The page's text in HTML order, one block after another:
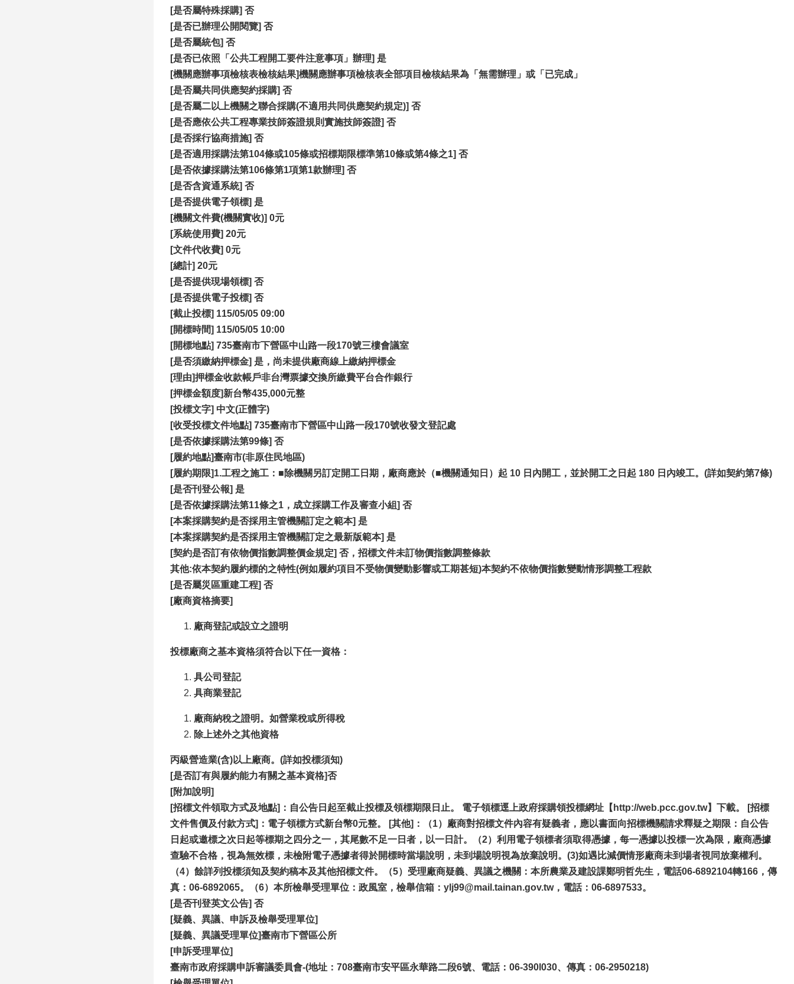
[是否屬特殊採購] 否
[是否已辦理公開閱覽] 否
[是否屬統包] 否
[是否已依照「公共工程開工要件注意事項」辦理] 是
[機關應辦事項檢核表檢核結果]機關應辦事項檢核表全部項目檢核結果為「無需辦理」或「已完成」
[是否屬共同供應契約採購] 否
[是否屬二以上機關之聯合採購(不適用共同供應契約規定)] 否
[是否應依公共工程專業技師簽證規則實施技師簽證] 否
[是否採行協商措施] 否
[是否適用採購法第104條或105條或招標期限標準第10條或第4條之1] 否
[是否依據採購法第106條第1項第1款辦理] 否
[是否含資通系統] 否
[是否提供電子領標] 是
[機關文件費(機關實收)] 0元
[系統使用費] 20元
[文件代收費] 0元
[總計] 20元
[是否提供現場領標] 否
[是否提供電子投標] 否
[截止投標] 115/05/05 09:00
[開標時間] 115/05/05 10:00
[開標地點] 735臺南市下營區中山路一段170號三樓會議室
[是否須繳納押標金] 是，尚未提供廠商線上繳納押標金
[理由]押標金收款帳戶非台灣票據交換所繳費平台合作銀行
[押標金額度]新台幣435,000元整
[投標文字] 中文(正體字)
[收受投標文件地點] 735臺南市下營區中山路一段170號收發文登記處
[是否依據採購法第99條] 否
[履約地點]臺南市(非原住民地區)
[履約期限]1.工程之施工：■除機關另訂定開工日期，廠商應於（■機關通知日）起 10 日內開工，並於開工之日起 180 日內竣工。(詳如契約第7條)
[是否刊登公報] 是
[是否依據採購法第11條之1，成立採購工作及審查小組] 否
[本案採購契約是否採用主管機關訂定之範本] 是
[本案採購契約是否採用主管機關訂定之最新版範本] 是
[契約是否訂有依物價指數調整價金規定] 否，招標文件未訂物價指數調整條款
其他:依本契約履約標的之特性(例如履約項目不受物價變動影響或工期甚短)本契約不依物價指數變動情形調整工程款
[是否屬災區重建工程] 否
[廠商資格摘要]
廠商登記或設立之證明
投標廠商之基本資格須符合以下任一資格：
具公司登記
具商業登記
廠商納稅之證明。如營業稅或所得稅
除上述外之其他資格
丙級營造業(含)以上廠商。(詳如投標須知)
[是否訂有與履約能力有關之基本資格]否
[附加說明]
[招標文件領取方式及地點]：自公告日起至截止投標及領標期限日止。 電子領標逕上政府採購領投標網址【http://web.pcc.gov.tw】下載。 [招標
文件售價及付款方式]：電子領標方式新台幣0元整。 [其他]：（1）廠商對招標文件內容有疑義者，應以書面向招標機關請求釋疑之期限：自公告
日起或邀標之次日起等標期之四分之一，其尾數不足一日者，以一日計。（2）利用電子領標者須取得憑據，每一憑據以投標一次為限，廠商憑據
查驗不合格，視為無效標，未檢附電子憑據者得於開標時當場說明，未到場說明視為放棄說明。(3)如遇比減價情形廠商未到場者視同放棄權利。
（4）餘詳列投標須知及契約稿本及其他招標文件。（5）受理廠商疑義、異議之機關：本所農業及建設課鄭明哲先生，電話06-6892104轉166，傳
真：06-6892065。（6）本所檢舉受理單位：政風室，檢舉信箱： ylj99@mail.tainan.gov.tw，電話：06-6897533。
[是否刊登英文公告] 否
[疑義、異議、申訴及檢舉受理單位]
[疑義、異議受理單位]臺南市下營區公所
[申訴受理單位]
臺南市政府採購申訴審議委員會-(地址：708臺南市安平區永華路二段6號、電話：06-390l030、傳真：06-2950218)